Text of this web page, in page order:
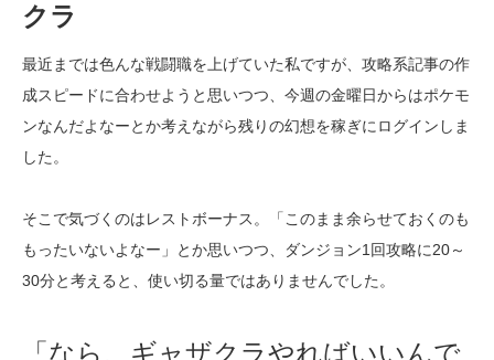
クラ
最近までは色んな戦闘職を上げていた私ですが、攻略系記事の作
成スピードに合わせようと思いつつ、今週の金曜日からはポケモ
ンなんだよなーとか考えながら残りの幻想を稼ぎにログインしま
した。
そこで気づくのはレストボーナス。「このまま余らせておくのも
もったいないよなー」とか思いつつ、ダンジョン1回攻略に20～
30分と考えると、使い切る量ではありませんでした。
「なら、ギャザクラやればいいんで